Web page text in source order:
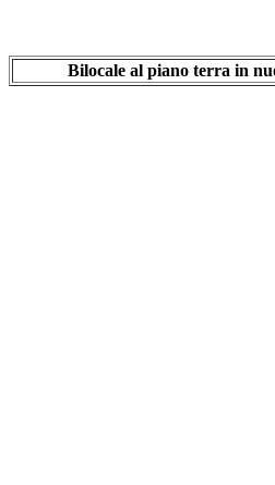
Bilocale al piano terra in